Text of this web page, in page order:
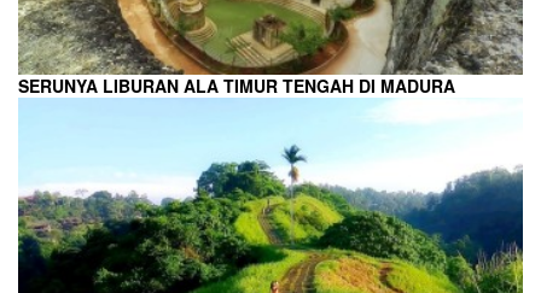
SERUNYA LIBURAN ALA TIMUR TENGAH DI MADURA